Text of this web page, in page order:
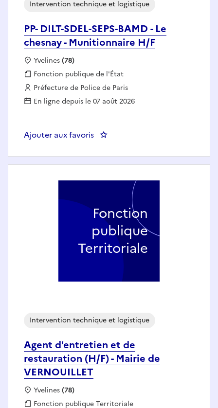
PP- DILT-SDEL-SEPS-BAMD - Le
chesnay - Munitionnaire H/F
Intervention technique et logistique
Localisation :
Yvelines(78)
Fonction publique :
Fonction publique de l'État
Employeur :
Préfecture de Police de Paris
En ligne depuis le 07 août 2026
Ajouter aux favoris : PP- DILT-SDEL-SEPS-BAMD -
Agent d'entretien et de
restauration (H/F) - Mairie de
VERNOUILLET
Intervention technique et logistique
Localisation :
Yvelines(78)
Fonction publique :
Fonction publique Territoriale
Fonction
publique
Territoriale